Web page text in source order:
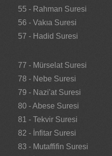
55 - Rahman Suresi
56 - Vakıa Suresi
57 - Hadid Suresi
77 - Mürselat Suresi
78 - Nebe Suresi
79 - Nazi'at Suresi
80 - Abese Suresi
81 - Tekvir Suresi
82 - İnfitar Suresi
83 - Mutaffifin Suresi